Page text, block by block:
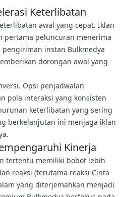
Keterlibatan
awal yang cepat. Iklan
pertama peluncuran menerima
instan Bulkmedya
dorongan awal yang
Opsi penjadwalan
pola interaksi yang konsisten
keterlibatan yang sering
berkelanjutan ini menjaga iklan
Kinerja
tertentu memiliki bobot lebih
reaksi (terutama reaksi Cinta
yang diterjemahkan menjadi